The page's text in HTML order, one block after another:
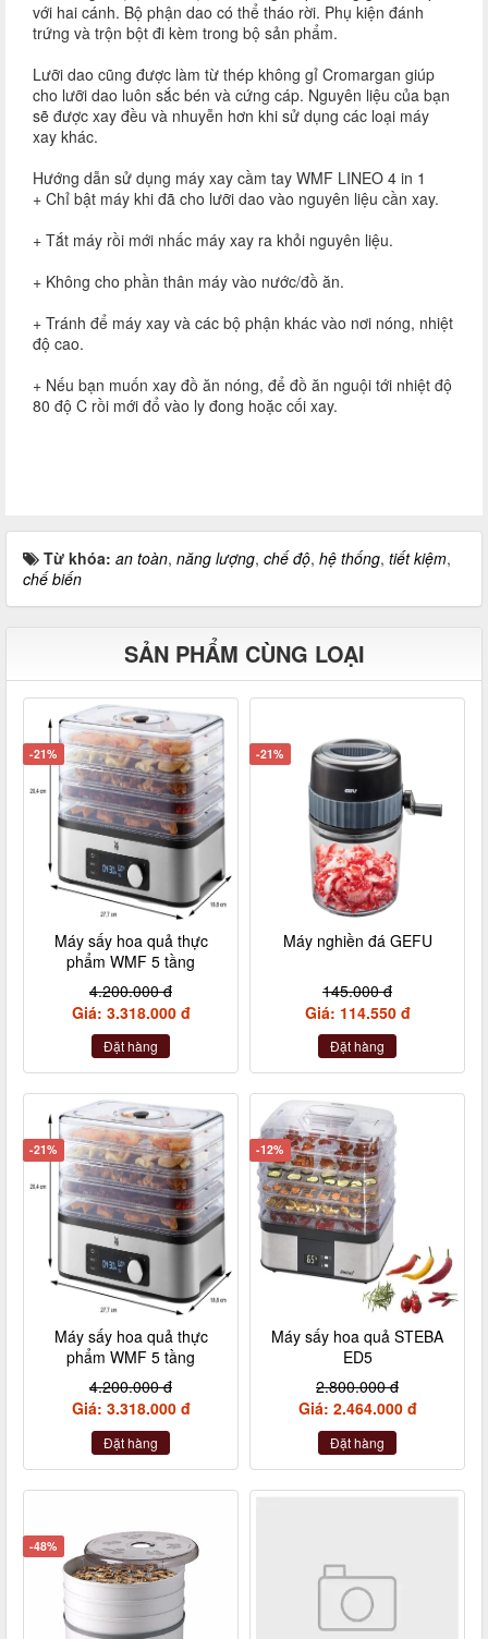
với hai cánh. Bộ phận dao có thể tháo rời. Phụ kiện đánh
trứng và trộn bột đi kèm trong bộ sản phẩm.
Lưỡi dao cũng được làm từ thép không gỉ Cromargan giúp
cho lưỡi dao luôn sắc bén và cứng cáp. Nguyên liệu của bạn
sẽ được xay đều và nhuyễn hơn khi sử dụng các loại máy
xay khác.
Hướng dẫn sử dụng máy xay cầm tay WMF LINEO 4 in 1
+ Chỉ bật máy khi đã cho lưỡi dao vào nguyên liệu cần xay.
+ Tắt máy rồi mới nhấc máy xay ra khỏi nguyên liệu.
+ Không cho phần thân máy vào nước/đồ ăn.
+ Tránh để máy xay và các bộ phận khác vào nơi nóng, nhiệt
độ cao.
+ Nếu bạn muốn xay đồ ăn nóng, để đồ ăn nguội tới nhiệt độ
80 độ C rồi mới đổ vào ly đong hoặc cối xay.
Từ khóa: an toàn, năng lượng, chế độ, hệ thống, tiết kiệm,
chế biến
SẢN PHẨM CÙNG LOẠI
-21%
Máy sấy hoa quả thực
phẩm WMF 5 tầng
4.200.000 đ
Giá: 3.318.000 đ
Đặt hàng
-21%
Máy nghiền đá GEFU
145.000 đ
Giá: 114.550 đ
Đặt hàng
-21%
Máy sấy hoa quả thực
phẩm WMF 5 tầng
4.200.000 đ
Giá: 3.318.000 đ
Đặt hàng
-12%
Máy sấy hoa quả STEBA
ED5
2.800.000 đ
Giá: 2.464.000 đ
Đặt hàng
-48%